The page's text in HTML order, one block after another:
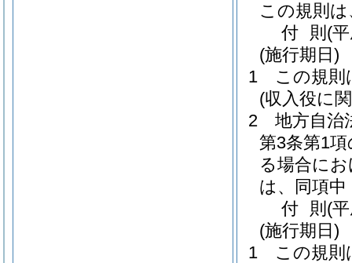
この規則
付 則 (
(施行期日)
1
この規則
(収入役に
2
地方自治
第3条第1
る場合に
は、同項
付 則 (
(施行期日)
1
この規則